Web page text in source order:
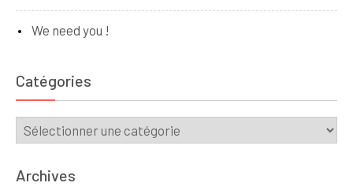
We need you !
Catégories
Catégories
Archives